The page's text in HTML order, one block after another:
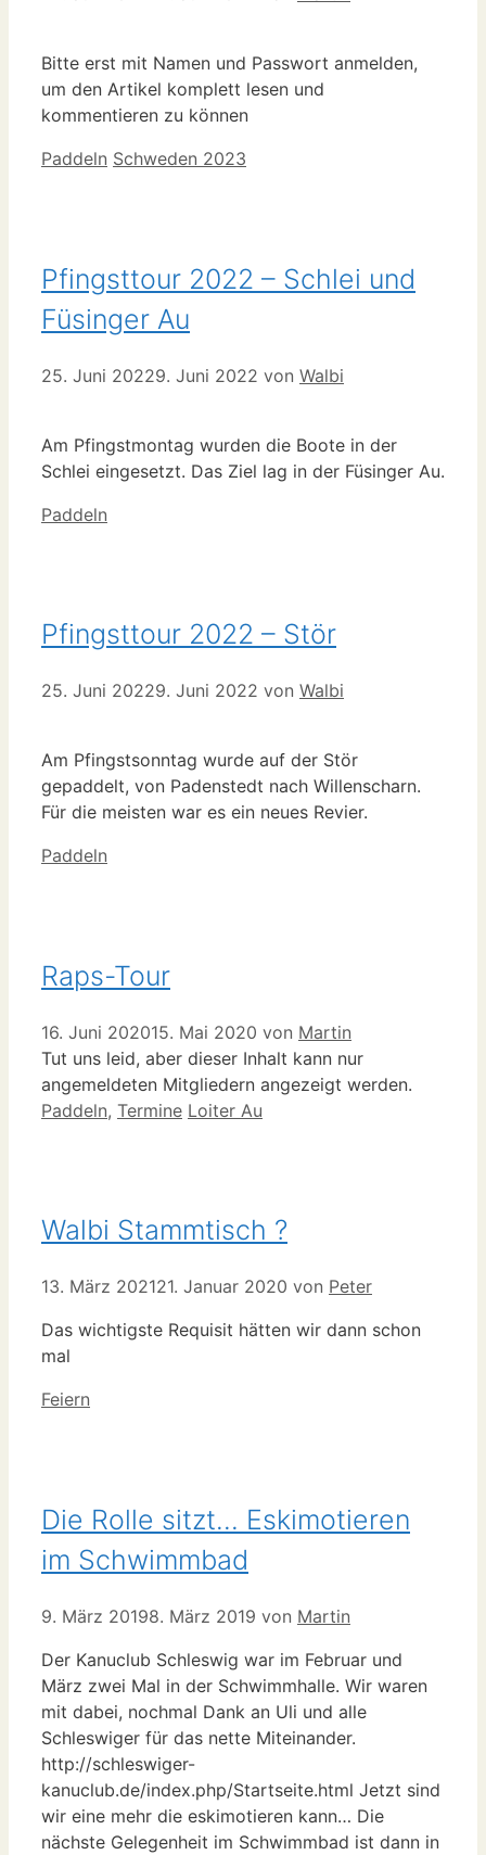
Bitte erst mit Namen und Passwort anmelden,
um den Artikel komplett lesen und
kommentieren zu können
Kategorien
Paddeln Schlagwörter
Schweden 2023
Pfingsttour 2022 – Schlei und
Füsinger Au
25. Juni 20229. Juni 2022 von Walbi
Am Pfingstmontag wurden die Boote in der
Schlei eingesetzt. Das Ziel lag in der Füsinger Au.
Kategorien
Paddeln
Pfingsttour 2022 – Stör
25. Juni 20229. Juni 2022 von Walbi
Am Pfingstsonntag wurde auf der Stör
gepaddelt, von Padenstedt nach Willenscharn.
Für die meisten war es ein neues Revier.
Kategorien
Paddeln
Raps-Tour
16. Juni 202015. Mai 2020 von Martin
Tut uns leid, aber dieser Inhalt kann nur
angemeldeten Mitgliedern angezeigt werden.
Kategorien
Paddeln, Termine Schlagwörter
Loiter Au
Walbi Stammtisch ?
13. März 202121. Januar 2020 von Peter
Das wichtigste Requisit hätten wir dann schon
mal
Kategorien
Feiern
Die Rolle sitzt… Eskimotieren
im Schwimmbad
9. März 20198. März 2019 von Martin
Der Kanuclub Schleswig war im Februar und
März zwei Mal in der Schwimmhalle. Wir waren
mit dabei, nochmal Dank an Uli und alle
Schleswiger für das nette Miteinander.
http://schleswiger-
kanuclub.de/index.php/Startseite.html Jetzt sind
wir eine mehr die eskimotieren kann… Die
nächste Gelegenheit im Schwimmbad ist dann in